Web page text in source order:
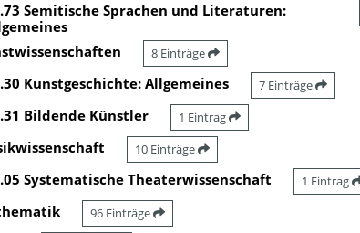
Semitische Sprachen und Literaturen:
8 Einträge
Kunstgeschichte: Allgemeines 7 Einträge
Bildende Künstler 1 Eintrag
10 Einträge
Systematische Theaterwissenschaft 1 Eintrag
96 Einträge